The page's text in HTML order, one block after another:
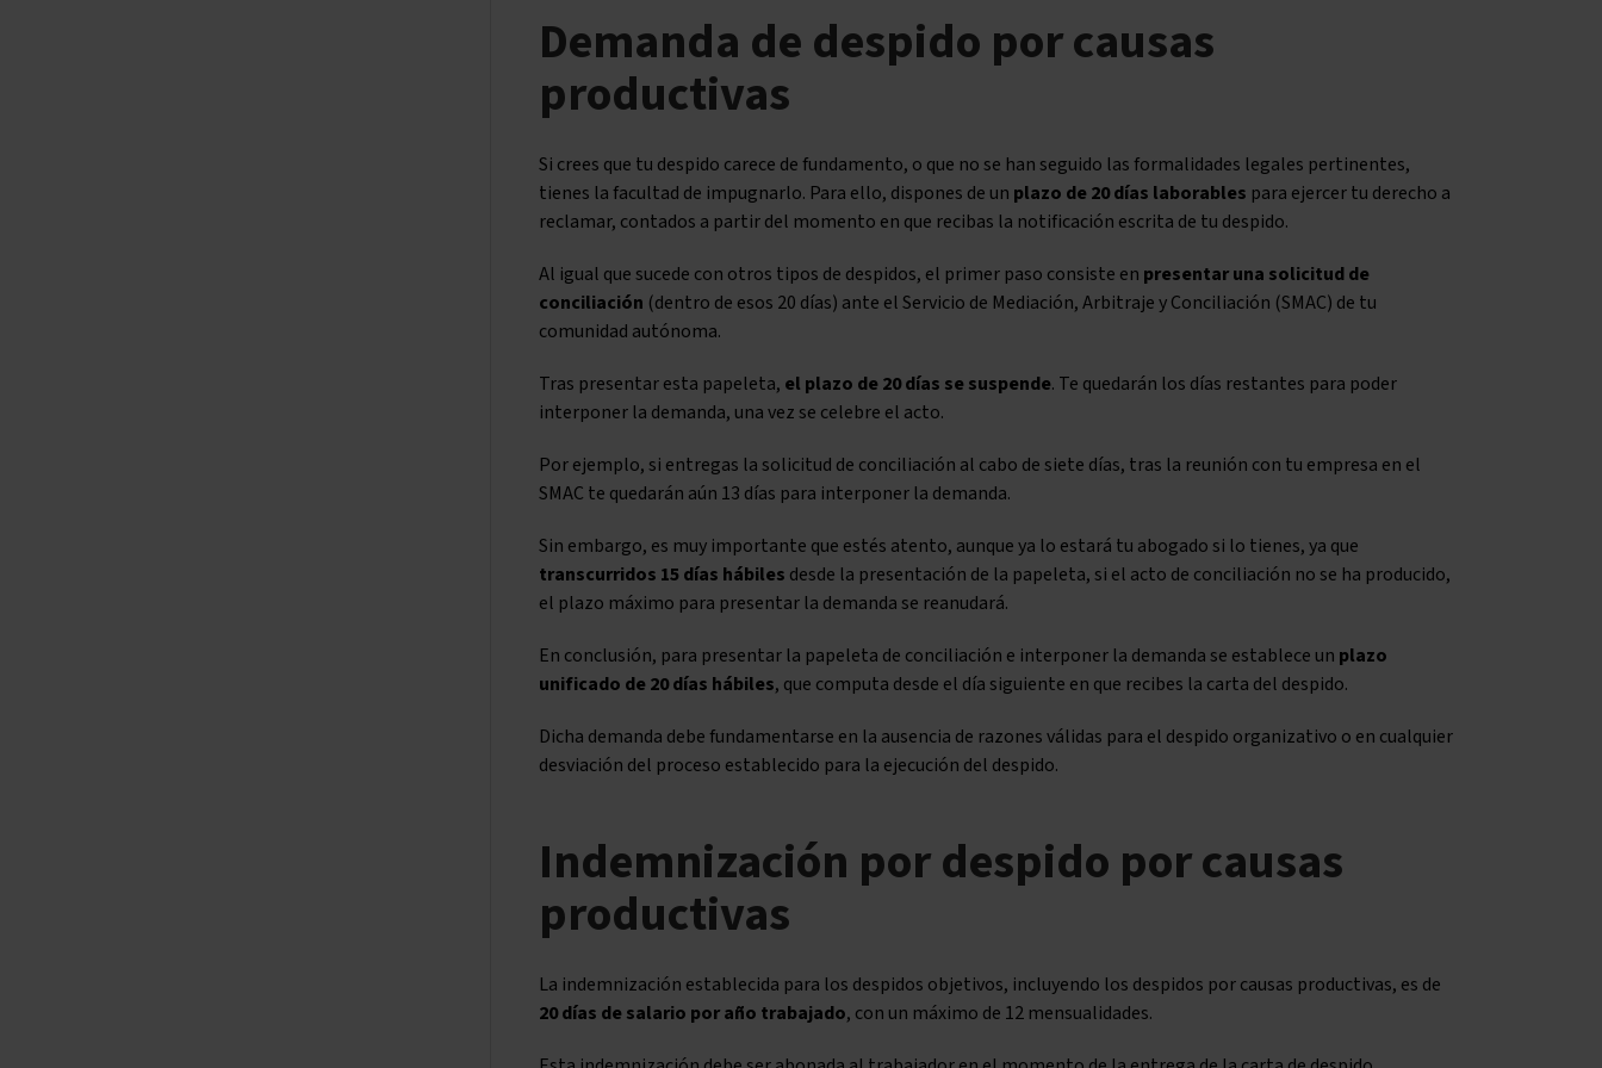
Demanda de despido por causas
productivas
Si crees que tu despido carece de fundamento, o que no se han seguido las formalidades legales pertinentes,
tienes la facultad de impugnarlo. Para ello, dispones de un plazo de 20 días laborables para ejercer tu derecho a
reclamar, contados a partir del momento en que recibas la notificación escrita de tu despido.
Al igual que sucede con otros tipos de despidos, el primer paso consiste en presentar una solicitud de
conciliación (dentro de esos 20 días) ante el Servicio de Mediación, Arbitraje y Conciliación (SMAC) de tu
comunidad autónoma.
Tras presentar esta papeleta, el plazo de 20 días se suspende. Te quedarán los días restantes para poder
interponer la demanda, una vez se celebre el acto.
Por ejemplo, si entregas la solicitud de conciliación al cabo de siete días, tras la reunión con tu empresa en el
SMAC te quedarán aún 13 días para interponer la demanda.
Sin embargo, es muy importante que estés atento, aunque ya lo estará tu abogado si lo tienes, ya que
transcurridos 15 días hábiles desde la presentación de la papeleta, si el acto de conciliación no se ha producido,
el plazo máximo para presentar la demanda se reanudará.
En conclusión, para presentar la papeleta de conciliación e interponer la demanda se establece un plazo
unificado de 20 días hábiles, que computa desde el día siguiente en que recibes la carta del despido.
Dicha demanda debe fundamentarse en la ausencia de razones válidas para el despido organizativo o en cualquier
desviación del proceso establecido para la ejecución del despido.
Indemnización por despido por causas
productivas
La indemnización establecida para los despidos objetivos, incluyendo los despidos por causas productivas, es de
20 días de salario por año trabajado, con un máximo de 12 mensualidades.